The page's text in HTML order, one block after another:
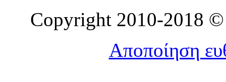
Copyright 2010-2018
Αποποίηση